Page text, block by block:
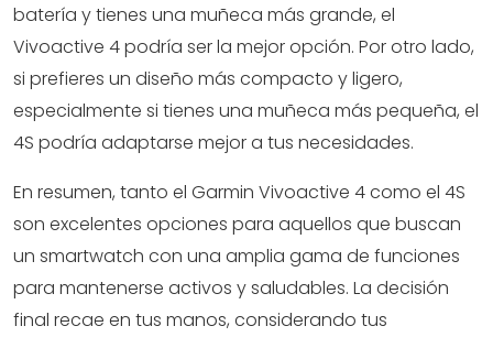
batería y tienes una muñeca más grande, el
Vivoactive 4 podría ser la mejor opción. Por otro lado,
si prefieres un diseño más compacto y ligero,
especialmente si tienes una muñeca más pequeña, el
4S podría adaptarse mejor a tus necesidades.
En resumen, tanto el Garmin Vivoactive 4 como el 4S
son excelentes opciones para aquellos que buscan
un smartwatch con una amplia gama de funciones
para mantenerse activos y saludables. La decisión
final recae en tus manos, considerando tus